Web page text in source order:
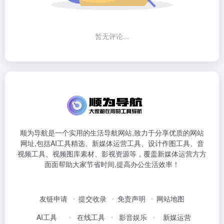
暂无评论...
顺为导航是一个实用的生活导航网站,致力于分享优质的网站
网址,包括AI工具精选、新媒体运营工具、设计作图工具、音
视频工具、视频图库素材、影视资源等，覆盖新媒体运营方方
面面帮助大家节省时间,提高办公生活效率！
友链申请 提交收录 免责声明
网站地图
AI工具
在线工具 影音娱乐 新媒运营